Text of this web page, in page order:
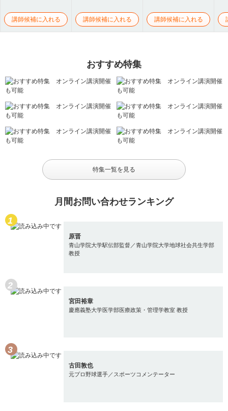
講師候補に入れる 講師候補に入れる 講師候補に入れる
おすすめ特集
特集一覧を見る
月間お問い合わせランキング
原晋
青山学院大学駅伝部監督／青山学院大学地球社会共生学部
教授
宮田裕章
慶應義塾大学医学部医療政策・管理学教室 教授
古田敦也
元プロ野球選手／スポーツコメンテーター